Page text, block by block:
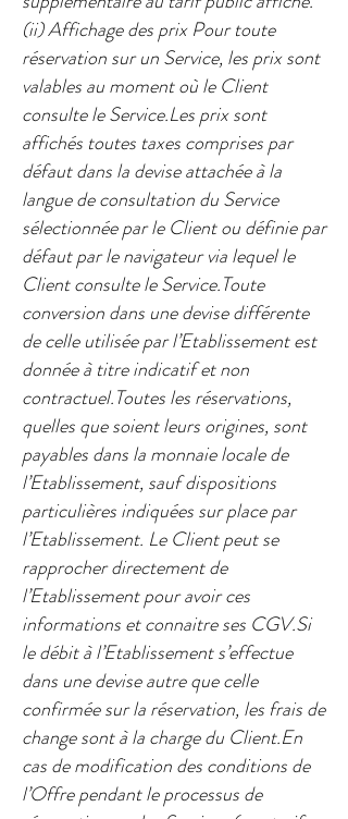
(ii) Affichage des prix ​Pour toute
réservation sur un Service, les prix sont
valables au moment où le Client
consulte le Service.​Les prix sont
affichés toutes taxes comprises par
défaut dans la devise attachée à la
langue de consultation du Service
sélectionnée par le Client ou définie par
défaut par le navigateur via lequel le
Client consulte le Service.Toute
conversion dans une devise différente
de celle utilisée par l’Etablissement est
donnée à titre indicatif et non
contractuel.Toutes les réservations,
quelles que soient leurs origines, sont
payables dans la monnaie locale de
l’Etablissement, sauf dispositions
particulières indiquées sur place par
l’Etablissement. Le Client peut se
rapprocher directement de
l’Etablissement pour avoir ces
informations et connaitre ses CGV.Si
le débit à l’Etablissement s’effectue
dans une devise autre que celle
confirmée sur la réservation, les frais de
change sont à la charge du Client.En
cas de modification des conditions de
l’Offre pendant le processus de